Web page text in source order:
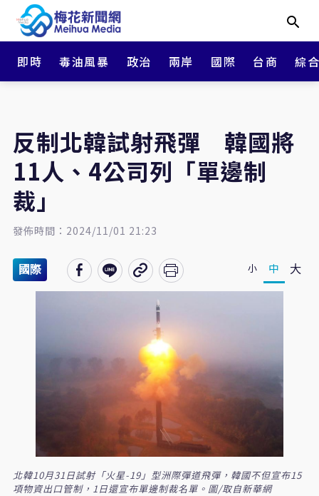
即時 毒油風暴 政治 兩岸 國際 台商 綜
反制北韓試射飛彈 韓國將
11人、4公司列「單邊制
裁」
發佈時間：2024/11/01 21:23
國際 小 中 大
北韓10月31日試射「火星-19」型洲際彈道飛彈，韓國不但宣布15
項物資出口管制，1日還宣布單邊制裁名單。圖/取自新華網